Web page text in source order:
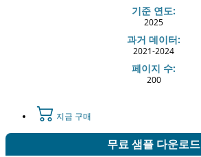
기준 연도:
2025
과거 데이터:
2021-2024
페이지 수:
200
지금 구매
무료 샘플 다운로드